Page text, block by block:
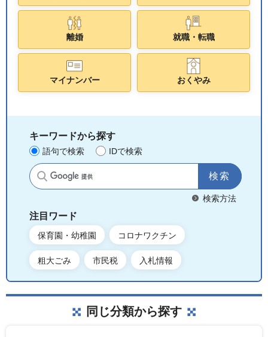
離婚 就職・転職
マイナンバー おくやみ
キーワードから探す
語句で検索 IDで検索
サイト内検索
検索方法
注目ワード
保育園・幼稚園 コロナワクチン
粗大ごみ 市民税 入札情報
同じ分類から探す